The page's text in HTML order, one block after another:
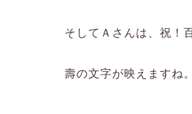
そしてＡさんは、祝！
壽の文字が映えますね。